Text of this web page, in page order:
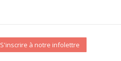
S'inscrire à notre infolettre